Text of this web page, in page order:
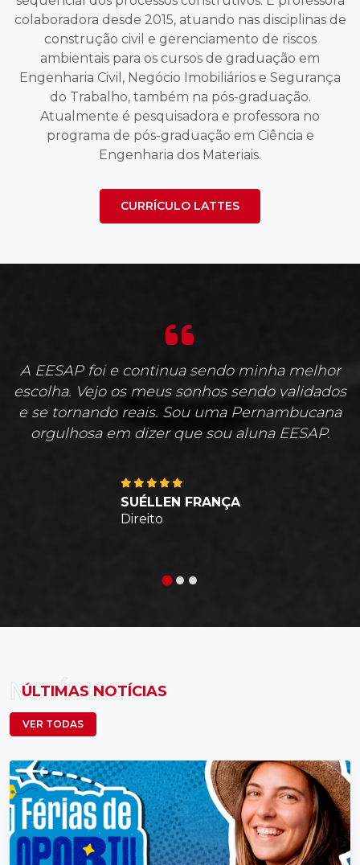
colaboradora desde 2015, atuando nas disciplinas de
construção civil e gerenciamento de riscos
ambientais para os cursos de graduação em
Engenharia Civil, Negócio Imobiliários e Segurança
do Trabalho, também na pós-graduação.
Atualmente é pesquisadora e professora no
programa de pós-graduação em Ciência e
Engenharia dos Materiais.
CURRÍCULO LATTES
A EESAP foi e continua sendo minha melhor
escolha. Vejo os meus sonhos sendo validados
e se tornando reais. Sou uma Pernambucana
orgulhosa em dizer que sou aluna EESAP.
SUÉLLEN FRANÇA
Direito
ÚLTIMAS NOTÍCIAS
NOTÍCIAS
VER TODAS